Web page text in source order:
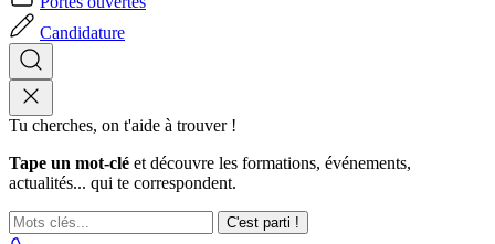
Candidature
Tu cherches, on t'aide à trouver !
Tape un mot-clé et découvre les formations, événements,
actualités... qui te correspondent.
C'est parti !